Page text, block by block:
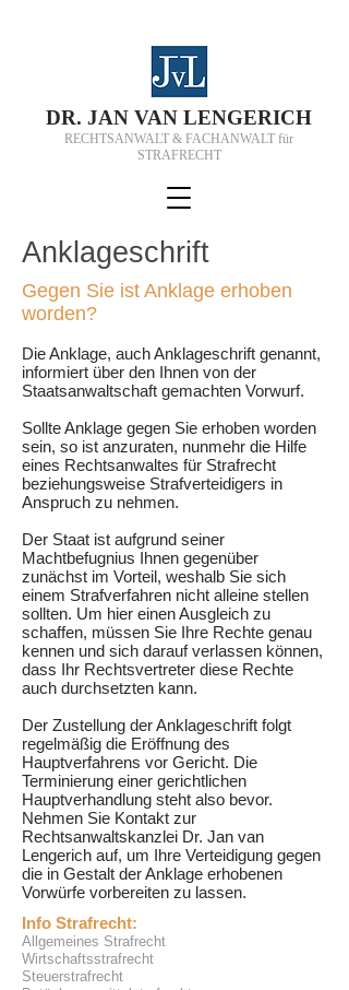
DR. JAN VAN LENGERICH
RECHTSANWALT & FACHANWALT für
STRAFRECHT
Anklageschrift
Gegen Sie ist Anklage erhoben
worden?
Die Anklage, auch Anklageschrift genannt,
informiert über den Ihnen von der
Staatsanwaltschaft gemachten Vorwurf.
Sollte Anklage gegen Sie erhoben worden
sein, so ist anzuraten, nunmehr die Hilfe
eines Rechtsanwaltes für Strafrecht
beziehungsweise Strafverteidigers in
Anspruch zu nehmen.
Der Staat ist aufgrund seiner
Machtbefugnius Ihnen gegenüber
zunächst im Vorteil, weshalb Sie sich
einem Strafverfahren nicht alleine stellen
sollten. Um hier einen Ausgleich zu
schaffen, müssen Sie Ihre Rechte genau
kennen und sich darauf verlassen können,
dass Ihr Rechtsvertreter diese Rechte
auch durchsetzten kann.
Der Zustellung der Anklageschrift folgt
regelmäßig die Eröffnung des
Hauptverfahrens vor Gericht. Die
Terminierung einer gerichtlichen
Hauptverhandlung steht also bevor.
Nehmen Sie Kontakt zur
Rechtsanwaltskanzlei Dr. Jan van
Lengerich auf, um Ihre Verteidigung gegen
die in Gestalt der Anklage erhobenen
Vorwürfe vorbereiten zu lassen.
Info Strafrecht:
Allgemeines Strafrecht
Wirtschaftsstrafrecht
Steuerstrafrecht